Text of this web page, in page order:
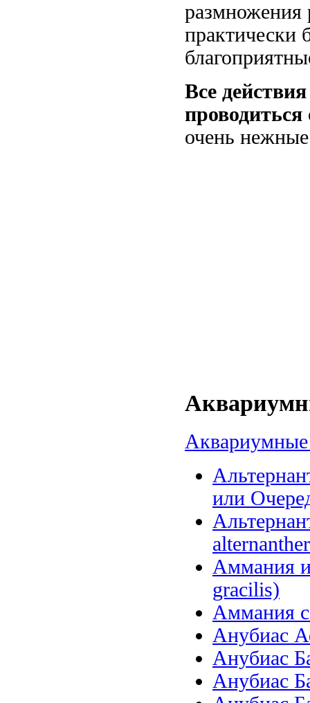
размножения
практически
Все
очень
Аквариумные
или
Аммания
gracilis)
Аммания
Анубиас
Анубиас
Анубиас